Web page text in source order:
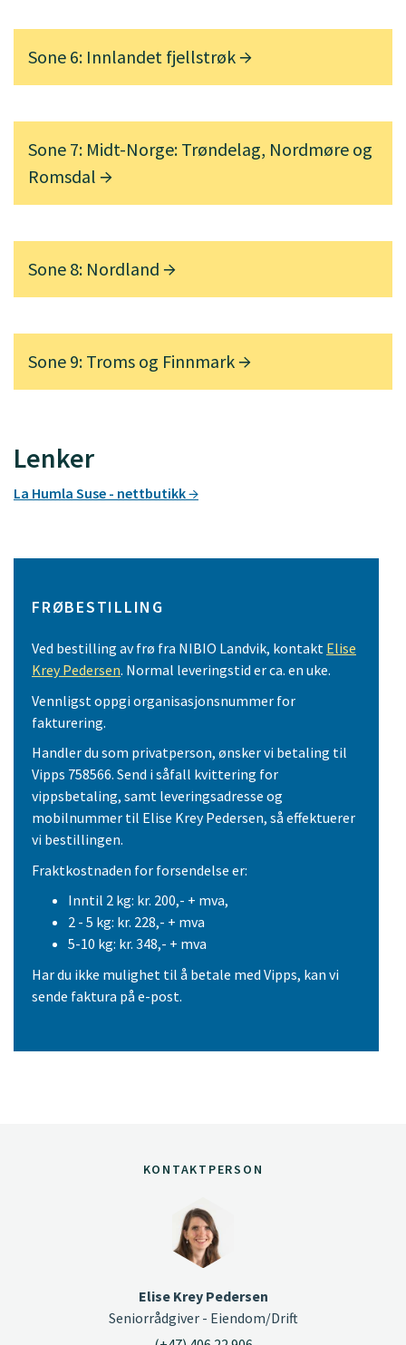
Sone 6: Innlandet fjellstrøk
Sone 7: Midt-Norge: Trøndelag, Nordmøre og
Romsdal
Sone 8: Nordland
Sone 9: Troms og Finnmark
Lenker
La Humla Suse - nettbutikk
FRØBESTILLING
Ved bestilling av frø fra NIBIO Landvik, kontakt Elise
Krey Pedersen. Normal leveringstid er ca. en uke.
Vennligst oppgi organisasjonsnummer for
fakturering.
Handler du som privatperson, ønsker vi betaling til
Vipps 758566. Send i såfall kvittering for
vippsbetaling, samt leveringsadresse og
mobilnummer til Elise Krey Pedersen, så effektuerer
vi bestillingen.
Fraktkostnaden for forsendelse er:
Inntil 2 kg: kr. 200,- + mva,
2 - 5 kg: kr. 228,- + mva
5-10 kg: kr. 348,- + mva
Har du ikke mulighet til å betale med Vipps, kan vi
sende faktura på e-post.
KONTAKTPERSON
Elise Krey Pedersen
Seniorrådgiver - Eiendom/Drift